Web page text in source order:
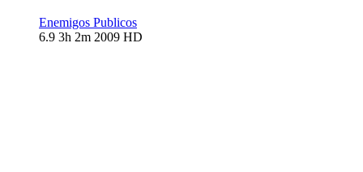
Enemigos Publicos
6.9 3h 2m 2009 HD